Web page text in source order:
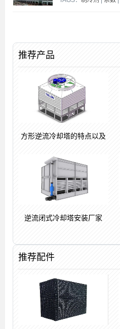
推荐产品
方形逆流冷却塔的特点以及
逆流闭式冷却塔安装厂家
推荐配件